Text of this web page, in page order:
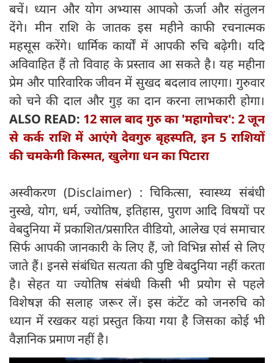
बचें। ध्यान और योग अभ्यास आपको ऊर्जा और संतुलन
देंगे। मीन राशि के जातक इस महीने काफी रचनात्मक
महसूस करेंगे। धार्मिक कार्यों में आपकी रुचि बढ़ेगी। यदि
अविवाहित हैं तो विवाह के प्रस्ताव आ सकते है। यह महीना
प्रेम और पारिवारिक जीवन में सुखद बदलाव लाएगा। गुरुवार
को चने की दाल और गुड़ का दान करना लाभकारी होगा।
ALSO READ: 12 साल बाद गुरु का 'महागोचर': 2 जून
से कर्क राशि में आएंगे देवगुरु बृहस्पति, इन 5 राशियों
की चमकेगी किस्मत, खुलेगा धन का पिटारा
अस्वीकरण (Disclaimer) : चिकित्सा, स्वास्थ्य संबंधी
नुस्खे, योग, धर्म, ज्योतिष, इतिहास, पुराण आदि विषयों पर
वेबदुनिया में प्रकाशित/प्रसारित वीडियो, आलेख एवं समाचार
सिर्फ आपकी जानकारी के लिए हैं, जो विभिन्न सोर्स से लिए
जाते हैं। इनसे संबंधित सत्यता की पुष्टि वेबदुनिया नहीं करता
है। सेहत या ज्योतिष संबंधी किसी भी प्रयोग से पहले
विशेषज्ञ की सलाह जरूर लें। इस कंटेंट को जनरुचि को
ध्यान में रखकर यहां प्रस्तुत किया गया है जिसका कोई भी
वैज्ञानिक प्रमाण नहीं है।